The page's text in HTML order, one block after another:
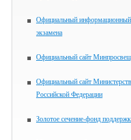
Официальный информационный
экзамена
Официальный сайт
Официальный сайт
Российской Федерации
Золотое сечение-фонд